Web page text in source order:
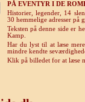
PÅ EVENTYR I DE
Historier, legender, 14
30 hemmelige adresser på
Teksten på denne side er
Kamp.
Har du lyst til at læse
mindre kendte
Klik på billedet for at læse